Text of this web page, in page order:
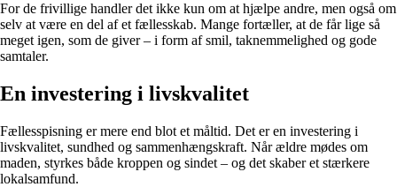
For de frivillige handler det ikke kun om at hjælpe andre, men også om
selv at være en del af et fællesskab. Mange fortæller, at de får lige så
meget igen, som de giver – i form af smil, taknemmelighed og gode
samtaler.
En investering i livskvalitet
Fællesspisning er mere end blot et måltid. Det er en investering i
livskvalitet, sundhed og sammenhængskraft. Når ældre mødes om
maden, styrkes både kroppen og sindet – og det skaber et stærkere
lokalsamfund.